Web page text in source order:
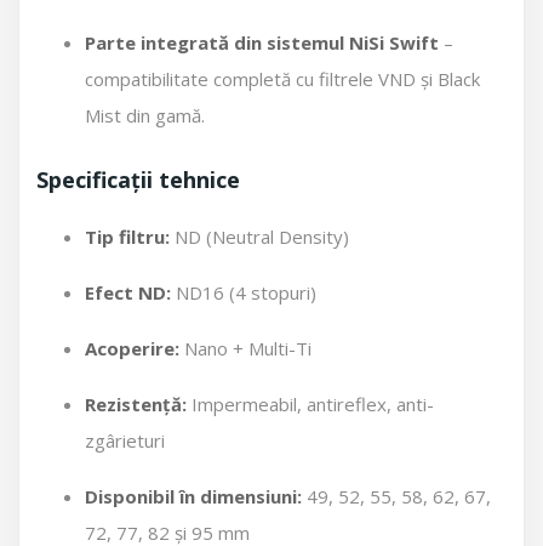
Parte integrată din sistemul NiSi Swift –
compatibilitate completă cu filtrele VND și Black
Mist din gamă.
Specificații tehnice
Tip filtru: ND (Neutral Density)
Efect ND: ND16 (4 stopuri)
Acoperire: Nano + Multi-Ti
Rezistență: Impermeabil, antireflex, anti-
zgârieturi
Disponibil în dimensiuni: 49, 52, 55, 58, 62, 67,
72, 77, 82 și 95 mm